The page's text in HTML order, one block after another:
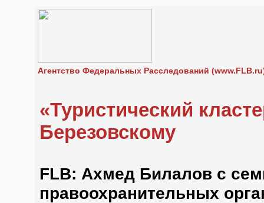
Агентство Федеральных Расследований
«Туристический
Березовскому
FLB: Ахмед Билалов с
правоохранительных